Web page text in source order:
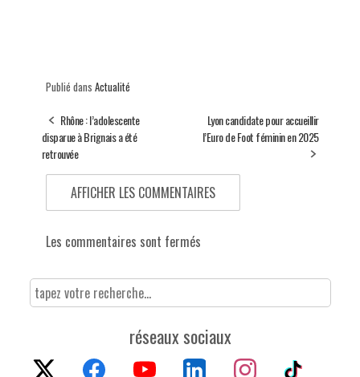
Publié dans Actualité
Rhône : l’adolescente
disparue à Brignais a été
retrouvée
Lyon candidate pour accueillir
l’Euro de Foot féminin en 2025
AFFICHER LES COMMENTAIRES
Les commentaires sont fermés
réseaux sociaux